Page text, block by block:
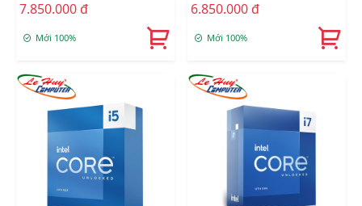
7.850.000 đ
Mới 100%
6.850.000 đ
Mới 100%